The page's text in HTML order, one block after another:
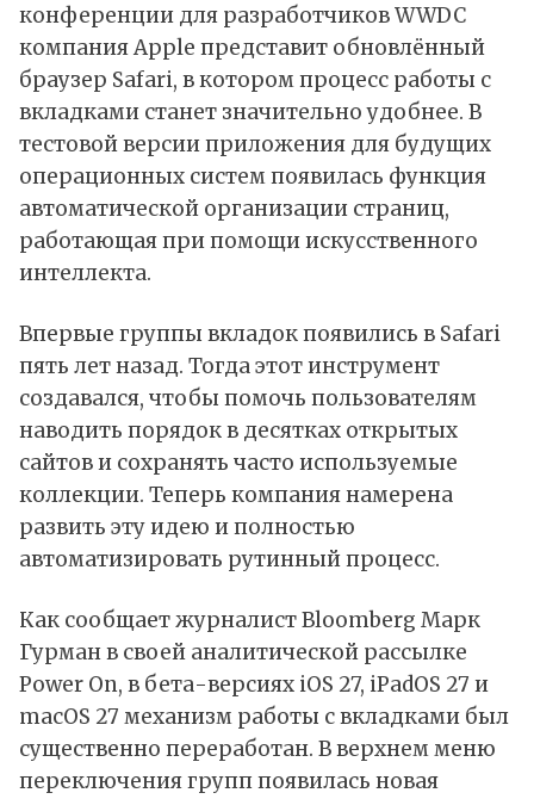
конференции для разработчиков WWDC
компания Apple представит обновлённый
браузер Safari, в котором процесс работы с
вкладками станет значительно удобнее. В
тестовой версии приложения для будущих
операционных систем появилась функция
автоматической организации страниц,
работающая при помощи искусственного
интеллекта.
Впервые группы вкладок появились в Safari
пять лет назад. Тогда этот инструмент
создавался, чтобы помочь пользователям
наводить порядок в десятках открытых
сайтов и сохранять часто используемые
коллекции. Теперь компания намерена
развить эту идею и полностью
автоматизировать рутинный процесс.
Как сообщаетжурналист Bloomberg Марк
Гурман в своей аналитической рассылке
Power On, в бета-версиях iOS 27, iPadOS 27 и
macOS 27 механизм работы с вкладками был
существенно переработан. В верхнем меню
переключения групп появилась новая